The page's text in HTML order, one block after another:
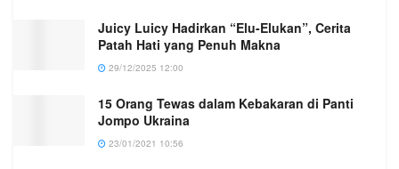
Juicy Luicy Hadirkan “Elu-Elukan”, Cerita
Patah Hati yang Penuh Makna
29/12/2025 12:00
15 Orang Tewas dalam Kebakaran di Panti
Jompo Ukraina
23/01/2021 10:56